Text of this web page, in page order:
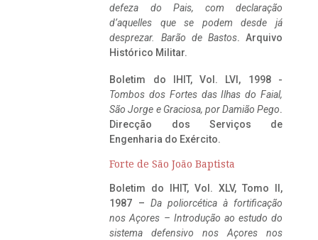
defeza do Pais, com declaração
d’aquelles que se podem desde já
desprezar. Barão de Bastos. Arquivo
Histórico Militar.
Boletim do IHIT, Vol. LVI, 1998 -
Tombos dos Fortes das Ilhas do Faial,
São Jorge e Graciosa, por Damião Pego.
Direcção dos Serviços de
Engenharia do Exército.
Forte de São João Baptista
Boletim do IHIT, Vol. XLV, Tomo II,
1987 – Da poliorcética à fortificação
nos Açores – Introdução ao estudo do
sistema defensivo nos Açores nos